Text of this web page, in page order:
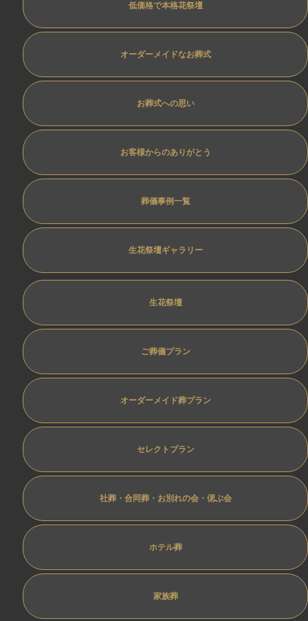
低価格で本格花祭壇
オーダーメイドなお葬式
お葬式への思い
お客様からのありがとう
葬儀事例一覧
生花祭壇ギャラリー
生花祭壇
ご葬儀プラン
オーダーメイド葬プラン
セレクトプラン
社葬・合同葬・お別れの会・偲ぶ会
ホテル葬
家族葬